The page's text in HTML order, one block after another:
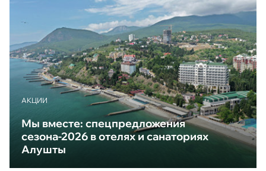
АКЦИИ
Мы вместе: спецпредложения
сезона-2026 в отелях и санаториях
Алушты